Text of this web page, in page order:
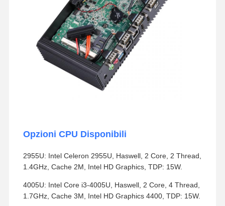
Opzioni CPU Disponibili
2955U: Intel Celeron 2955U, Haswell, 2 Core, 2 Thread,
1.4GHz, Cache 2M, Intel HD Graphics, TDP: 15W.
4005U: Intel Core i3-4005U, Haswell, 2 Core, 4 Thread,
1.7GHz, Cache 3M, Intel HD Graphics 4400, TDP: 15W.